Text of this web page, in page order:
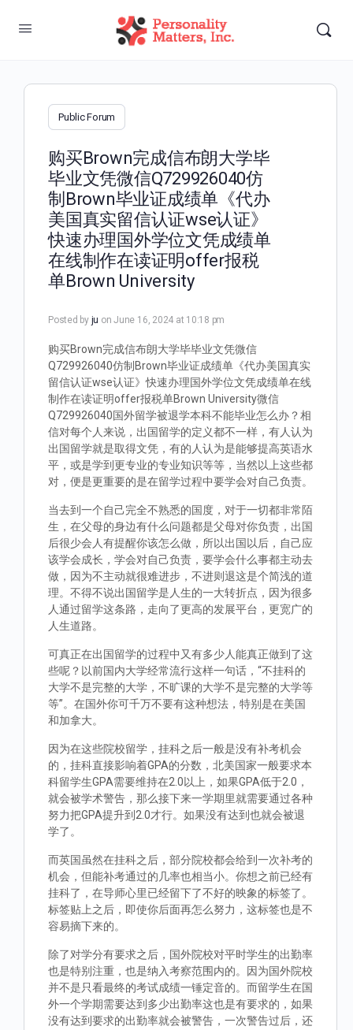
Public Forum
购买Brown完成信布朗大学毕
毕业文凭微信Q729926040仿
制Brown毕业证成绩单《代办
美国真实留信认证wse认证》
快速办理国外学位文凭成绩单
在线制作在读证明offer报税
单Brown University
Posted by ju on June 16, 2024 at 10:18 pm
购买Brown完成信布朗大学毕毕业文凭微信
Q729926040仿制Brown毕业证成绩单《代办美国真实
留信认证wse认证》快速办理国外学位文凭成绩单在线
制作在读证明offer报税单Brown University微信
Q729926040国外留学被退学本科不能毕业怎么办？相
信对每个人来说，出国留学的定义都不一样，有人认为
出国留学就是取得文凭，有的人认为是能够提高英语水
平，或是学到更专业的专业知识等等，当然以上这些都
对，便是更重要的是在留学过程中要学会对自己负责。
当去到一个自己完全不熟悉的国度，对于一切都非常陌
生，在父母的身边有什么问题都是父母对你负责，出国
后很少会人有提醒你该怎么做，所以出国以后，自己应
该学会成长，学会对自己负责，要学会什么事都主动去
做，因为不主动就很难进步，不进则退这是个简浅的道
理。不得不说出国留学是人生的一大转折点，因为很多
人通过留学这条路，走向了更高的发展平台，更宽广的
人生道路。
可真正在出国留学的过程中又有多少人能真正做到了这
些呢？以前国内大学经常流行这样一句话，“不挂科的
大学不是完整的大学，不旷课的大学不是完整的大学等
等”。在国外你可千万不要有这种想法，特别是在美国
和加拿大。
因为在这些院校留学，挂科之后一般是没有补考机会
的，挂科直接影响着GPA的分数，北美国家一般要求本
科留学生GPA需要维持在2.0以上，如果GPA低于2.0，
就会被学术警告，那么接下来一学期里就需要通过各种
努力把GPA提升到2.0才行。如果没有达到也就会被退
学了。
而英国虽然在挂科之后，部分院校都会给到一次补考的
机会，但能补考通过的几率也相当小。你想之前已经有
挂科了，在导师心里已经留下了不好的映象的标签了。
标签贴上之后，即使你后面再怎么努力，这标签也是不
容易摘下来的。
除了对学分有要求之后，国外院校对平时学生的出勤率
也是特别注重，也是纳入考察范围内的。因为国外院校
并不是只看最终的考试成绩一锤定音的。而留学生在国
外一个学期需要达到多少出勤率这也是有要求的，如果
没有达到要求的出勤率就会被警告，一次警告过后，还